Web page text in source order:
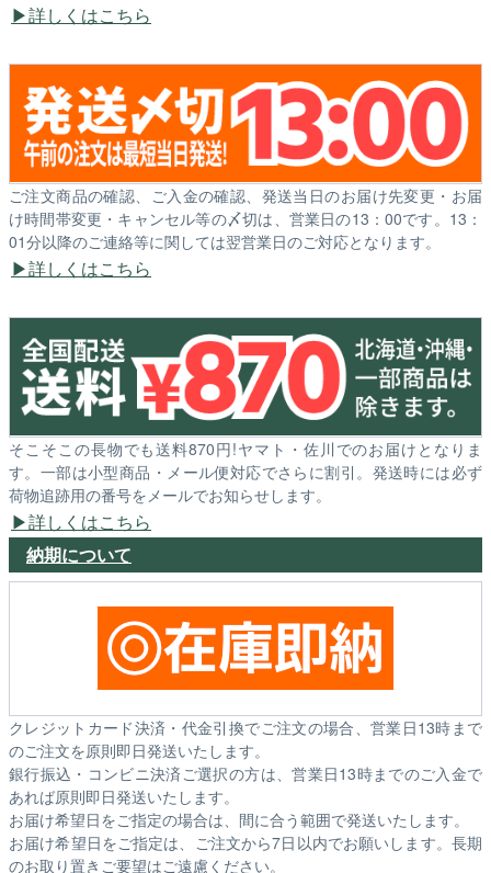
詳しくはこちら
ご注文商品の確認、ご入金の確認、発送当日のお届け先変更・お届
け時間帯変更・キャンセル等の〆切は、営業日の13：00です。13：
01分以降のご連絡等に関しては翌営業日のご対応となります。
詳しくはこちら
そこそこの長物でも送料870円!ヤマト・佐川でのお届けとなりま
す。一部は小型商品・メール便対応でさらに割引。発送時には必ず
荷物追跡用の番号をメールでお知らせします。
詳しくはこちら
納期について
クレジットカード決済・代金引換でご注文の場合、営業日13時まで
のご注文を原則即日発送いたします。
銀行振込・コンビニ決済ご選択の方は、営業日13時までのご入金で
あれば原則即日発送いたします。
お届け希望日をご指定の場合は、間に合う範囲で発送いたします。
お届け希望日をご指定は、ご注文から7日以内でお願いします。長期
のお取り置きご要望はご遠慮ください。